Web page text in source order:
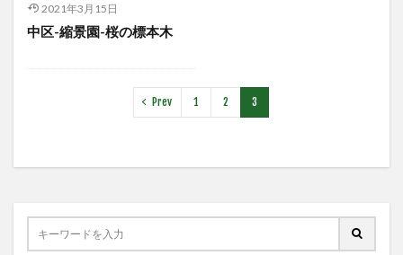
2021年3月15日
中区-縮景園-桜の標本木
Prev 1 2 3